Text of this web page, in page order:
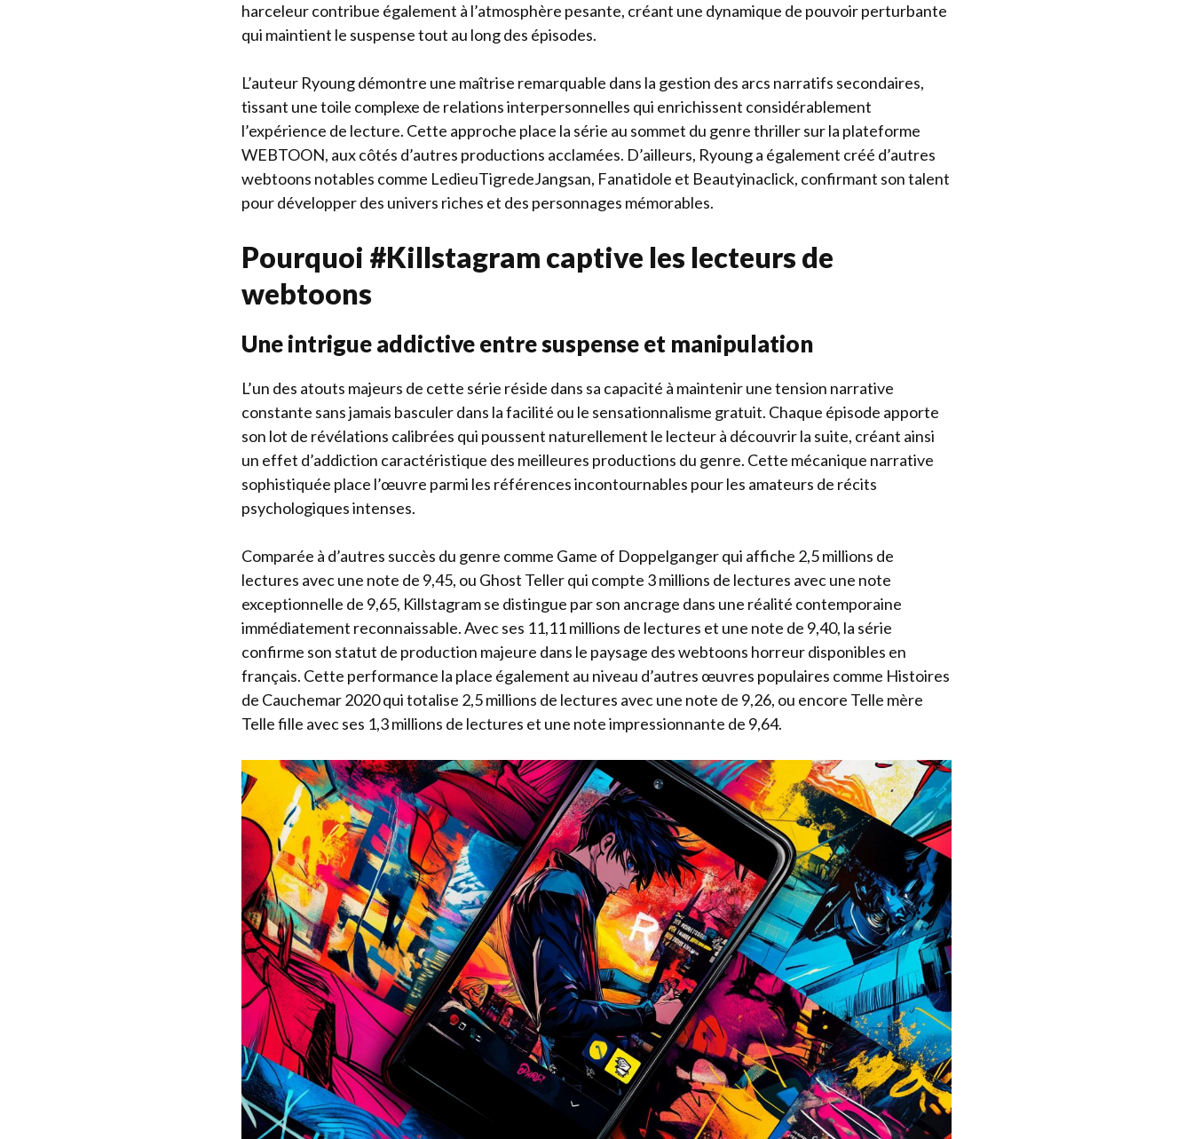
harceleur contribue également à l’atmosphère pesante, créant une dynamique de pouvoir perturbante
qui maintient le suspense tout au long des épisodes.
L’auteur Ryoung démontre une maîtrise remarquable dans la gestion des arcs narratifs secondaires,
tissant une toile complexe de relations interpersonnelles qui enrichissent considérablement
l’expérience de lecture. Cette approche place la série au sommet du genre thriller sur la plateforme
WEBTOON, aux côtés d’autres productions acclamées. D’ailleurs, Ryoung a également créé d’autres
webtoons notables comme LedieuTigredeJangsan, Fanatidole et Beautyinaclick, confirmant son talent
pour développer des univers riches et des personnages mémorables.
Pourquoi #Killstagram captive les lecteurs de
webtoons
Une intrigue addictive entre suspense et manipulation
L’un des atouts majeurs de cette série réside dans sa capacité à maintenir une tension narrative
constante sans jamais basculer dans la facilité ou le sensationnalisme gratuit. Chaque épisode apporte
son lot de révélations calibrées qui poussent naturellement le lecteur à découvrir la suite, créant ainsi
un effet d’addiction caractéristique des meilleures productions du genre. Cette mécanique narrative
sophistiquée place l’œuvre parmi les références incontournables pour les amateurs de récits
psychologiques intenses.
Comparée à d’autres succès du genre comme Game of Doppelganger qui affiche 2,5 millions de
lectures avec une note de 9,45, ou Ghost Teller qui compte 3 millions de lectures avec une note
exceptionnelle de 9,65, Killstagram se distingue par son ancrage dans une réalité contemporaine
immédiatement reconnaissable. Avec ses 11,11 millions de lectures et une note de 9,40, la série
confirme son statut de production majeure dans le paysage des webtoons horreur disponibles en
français. Cette performance la place également au niveau d’autres œuvres populaires comme Histoires
de Cauchemar 2020 qui totalise 2,5 millions de lectures avec une note de 9,26, ou encore Telle mère
Telle fille avec ses 1,3 millions de lectures et une note impressionnante de 9,64.